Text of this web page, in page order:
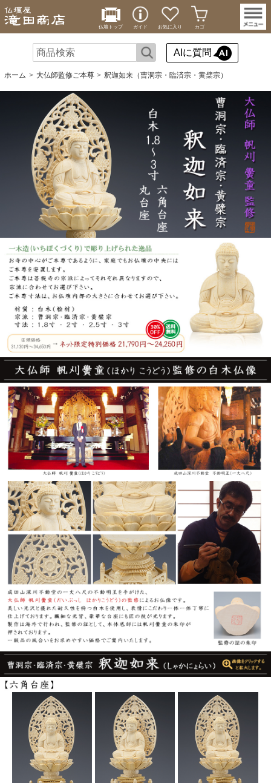
仏壇トップ ガイド お気に入り カゴ
AIに質問
ホーム 大仏師監修ご本尊 釈迦如来（曹洞宗・臨済宗・黄檗宗）